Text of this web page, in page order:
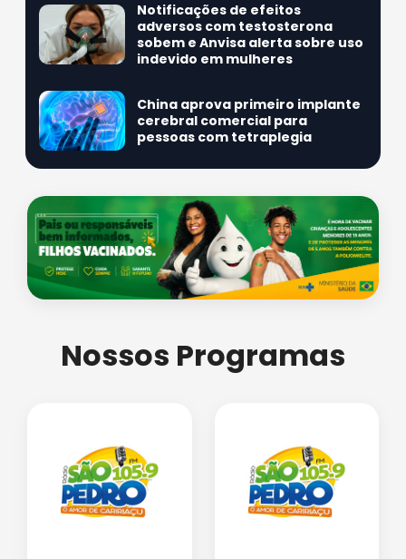
Notificações de efeitos
adversos com testosterona
sobem e Anvisa alerta sobre uso
indevido em mulheres
China aprova primeiro implante
cerebral comercial para
pessoas com tetraplegia
Nossos Programas